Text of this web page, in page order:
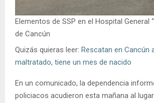
Elementos de SSP en el Hospital General
de Cancún
Quizás quieras leer: Rescatan en Cancún
maltratado, tiene un mes de nacido
En un comunicado, la dependencia
policiacos acudieron esta mañana al